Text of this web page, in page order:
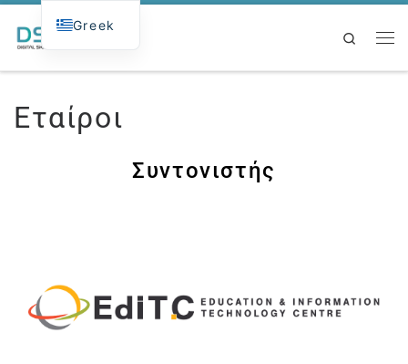
Μετάβαση στο περιεχόμενο
DSW Search
Eταίροι
Συντονιστής
Greek